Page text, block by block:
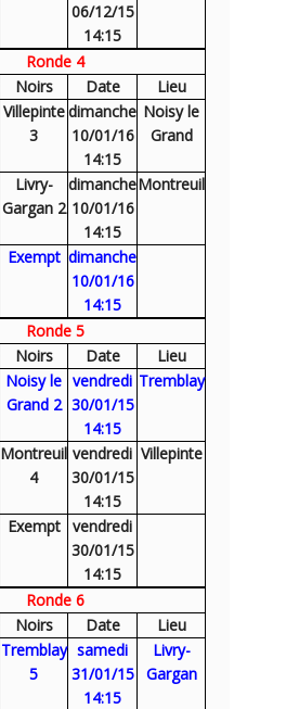
06/12/15
14:15
Ronde 4
Noirs Date
Lieu
Villepinte
3
dimanche
10/01/16
14:15
Noisy le
Grand
Livry-
Gargan 2
dimanche
10/01/16
14:15
Montreuil
Exempt dimanche
10/01/16
14:15
Ronde 5
Noirs Date
Lieu
Noisy le
Grand 2
vendredi
30/01/15
14:15
Tremblay
Montreuil
4
vendredi
30/01/15
14:15
Villepinte
Exempt
vendredi
30/01/15
14:15
Ronde 6
Noirs Date
Lieu
Tremblay
5
samedi
31/01/15
14:15
Livry-
Gargan